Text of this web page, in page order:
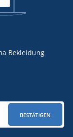
Bekleidung
BESTÄTIGEN